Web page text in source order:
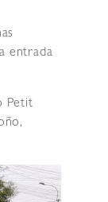
entrada
Petit